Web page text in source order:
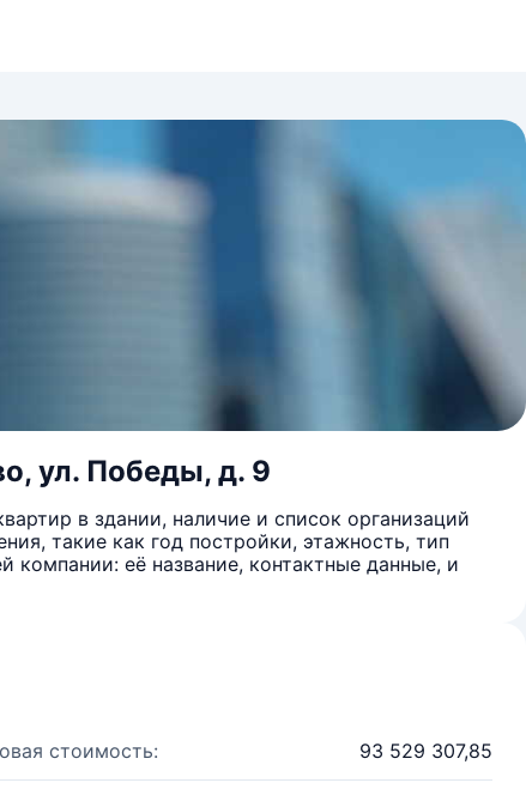
ул. Победы, д. 9
в здании, наличие и список организаций
такие как год постройки, этажность, тип
её название, контактные данные, и
стоимость: 93 529 307,85